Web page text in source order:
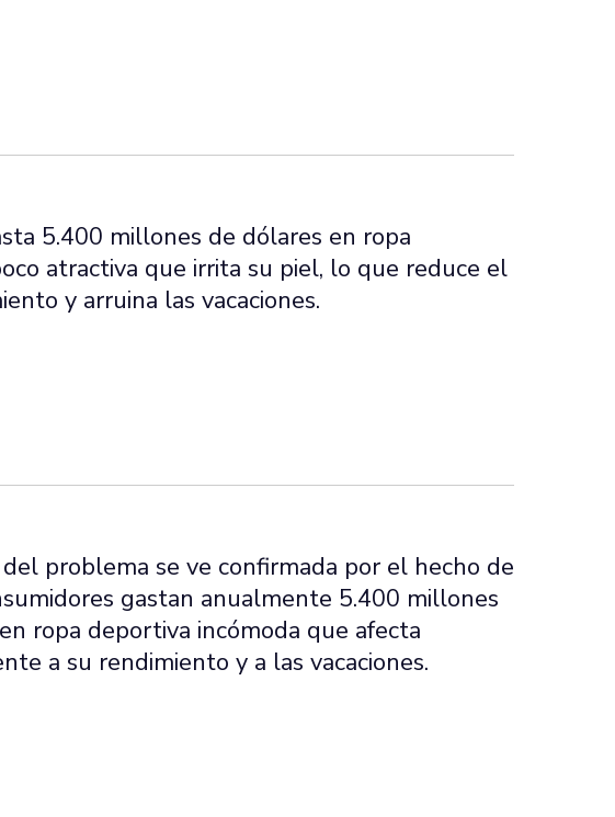
5.400 millones de dólares en ropa
atractiva que irrita su piel, lo que reduce el
y arruina las vacaciones.
problema se ve confirmada por el hecho de
gastan anualmente 5.400 millones
ropa deportiva incómoda que afecta
a su rendimiento y a las vacaciones.